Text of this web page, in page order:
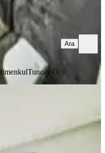
Tuncay O.
Ara
Mahallesi